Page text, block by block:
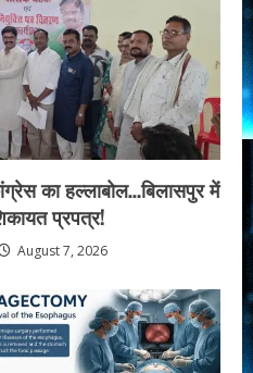
का हल्लाबोल…बिलासपुर में
प्रपत्र!
August 7, 2026